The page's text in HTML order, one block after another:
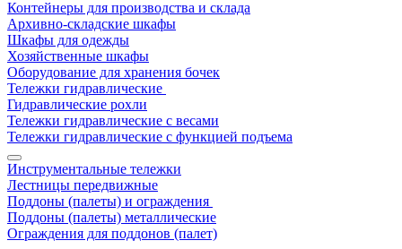
Контейнеры для производства и склада
Архивно-складские шкафы
Шкафы для одежды
Хозяйственные шкафы
Оборудование для хранения бочек
Тележки гидравлические
Гидравлические рохли
Тележки гидравлические с весами
Тележки гидравлические с функцией подъема
Инструментальные тележки
Лестницы передвижные
Поддоны (палеты) и ограждения
Поддоны (палеты) металлические
Ограждения для поддонов (палет)